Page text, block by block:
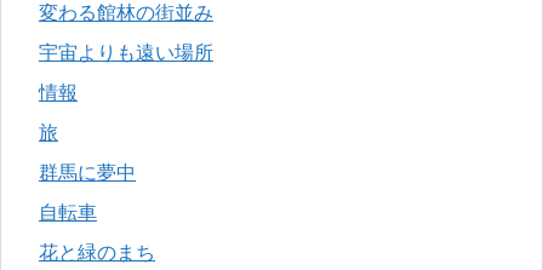
変わる館林の街並み
宇宙よりも遠い場所
情報
旅
群馬に夢中
自転車
花と緑のまち